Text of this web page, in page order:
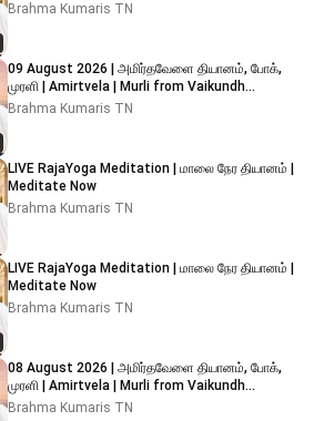
Brahma Kumaris TN
09 August 2026 | அமிர்தவேளை தியானம், போக்,
முரளி | Amirtvela | Murli from Vaikundh
Lighthouse, Adyar
Brahma Kumaris TN
LIVE RajaYoga Meditation | மாலை நேர தியானம் |
Meditate Now
Brahma Kumaris TN
LIVE RajaYoga Meditation | மாலை நேர தியானம் |
Meditate Now
Brahma Kumaris TN
08 August 2026 | அமிர்தவேளை தியானம், போக்,
முரளி | Amirtvela | Murli from Vaikundh
Lighthouse, Adyar
Brahma Kumaris TN